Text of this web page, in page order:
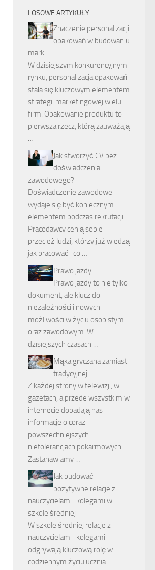
LOSOWE ARTYKUŁY
Znaczenie personalizacji
opakowań w budowaniu
marki
W dzisiejszym konkurencyjnym
rynku, personalizacja opakowań
stała się kluczowym elementem
strategii marketingowej wielu
firm. Opakowanie produktu to
pierwsza rzecz, którą zauważają
…
Jak stworzyć CV bez
doświadczenia
zawodowego?
Doświadczenie zawodowe
wydaje się być koniecznym
elementem podczas rekrutacji.
Pracodawcy cenią sobie
przecież ludzi, którzy już wiedzą
jak pracować i co …
Prawo jazdy
Prawo jazdy to nie tylko
dokument, ale klucz do
niezależności i nowych
możliwości w życiu osobistym
oraz zawodowym. W
dzisiejszych czasach …
Mąka gryczana zamiast
tradycyjnej
Z każdej strony w telewizji, w
gazetach, a przede wszystkim w
internecie dopadają nas
informacje o coraz
powszechniejszych
nietolerancjach pokarmowych.
Zastanawiamy …
Jak budować
pozytywne relacje z
nauczycielami i kolegami w
szkole średniej
W szkole średniej relacje z
nauczycielami i kolegami
odgrywają kluczową rolę w
codziennym życiu ucznia.